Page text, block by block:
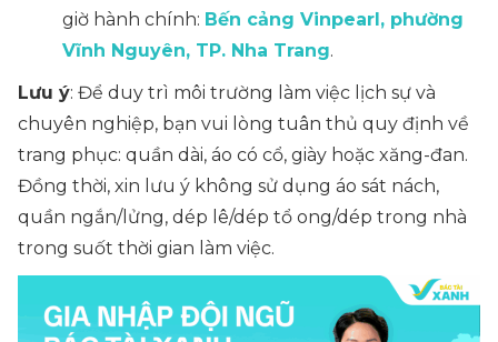
giờ hành chính: Bến cảng Vinpearl, phường
Vĩnh Nguyên, TP. Nha Trang.
Lưu ý: Để duy trì môi trường làm việc lịch sự và
chuyên nghiệp, bạn vui lòng tuân thủ quy định về
trang phục: quần dài, áo có cổ, giày hoặc xăng-đan.
Đồng thời, xin lưu ý không sử dụng áo sát nách,
quần ngắn/lửng, dép lê/dép tổ ong/dép trong nhà
trong suốt thời gian làm việc.